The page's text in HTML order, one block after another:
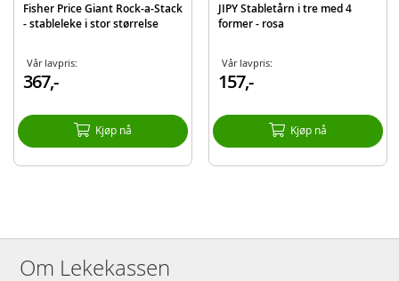
Fisher Price Giant Rock-a-Stack
- stableleke i stor størrelse
Vår lavpris:
367,-
Kjøp nå
JIPY Stabletårn i tre med 4
former - rosa
Vår lavpris:
157,-
Kjøp nå
Om Lekekassen